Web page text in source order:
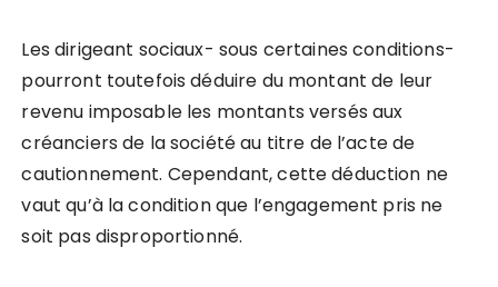
Les dirigeant sociaux- sous certaines conditions-
pourront toutefois déduire du montant de leur
revenu imposable les montants versés aux
créanciers de la société au titre de l’acte de
cautionnement. Cependant, cette déduction ne
vaut qu’à la condition que l’engagement pris ne
soit pas disproportionné.